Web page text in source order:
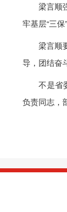
梁言顺强
牢基层“三
梁言顺要
导，团结奋
不是省委
负责同志，